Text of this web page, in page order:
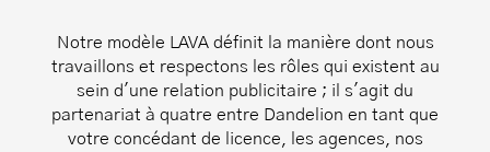
Notre modèle LAVA définit la manière dont nous
travaillons et respectons les rôles qui existent au
sein d'une relation publicitaire ; il s'agit du
partenariat à quatre entre Dandelion en tant que
votre concédant de licence, les agences, nos